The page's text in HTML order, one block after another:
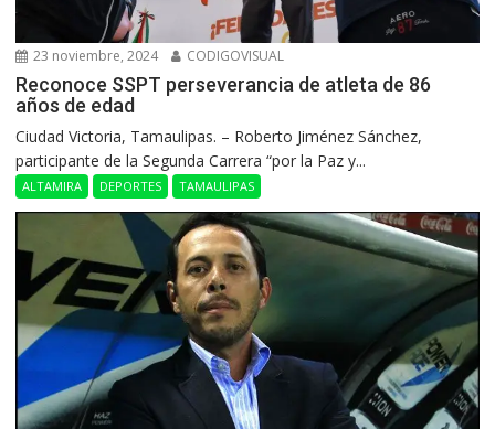
23 noviembre, 2024 CODIGOVISUAL
Reconoce SSPT perseverancia de atleta de 86
años de edad
Ciudad Victoria, Tamaulipas. – Roberto Jiménez Sánchez,
participante de la Segunda Carrera “por la Paz y...
ALTAMIRA DEPORTES TAMAULIPAS